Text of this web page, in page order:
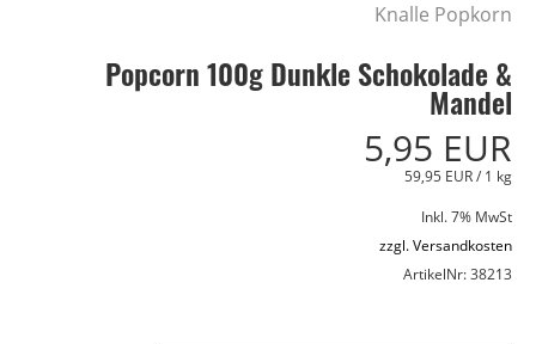
Knalle Popkorn
Popcorn 100g Dunkle Schokolade &
Mandel
5,95 EUR
59,95 EUR / 1 kg
Inkl. 7% MwSt
zzgl. Versandkosten
ArtikelNr: 38213